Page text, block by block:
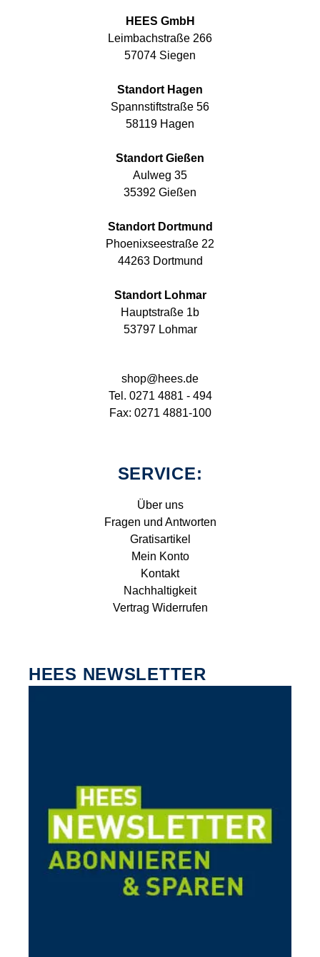
HEES GmbH
Leimbachstraße 266
57074 Siegen
Standort Hagen
Spannstiftstraße 56
58119 Hagen
Standort Gießen
Aulweg 35
35392 Gießen
Standort Dortmund
Phoenixseestraße 22
44263 Dortmund
Standort Lohmar
Hauptstraße 1b
53797 Lohmar
shop@hees.de
Tel. 0271 4881 - 494
Fax: 0271 4881-100
SERVICE:
Über uns
Fragen und Antworten
Gratisartikel
Mein Konto
Kontakt
Nachhaltigkeit
Vertrag Widerrufen
HEES NEWSLETTER